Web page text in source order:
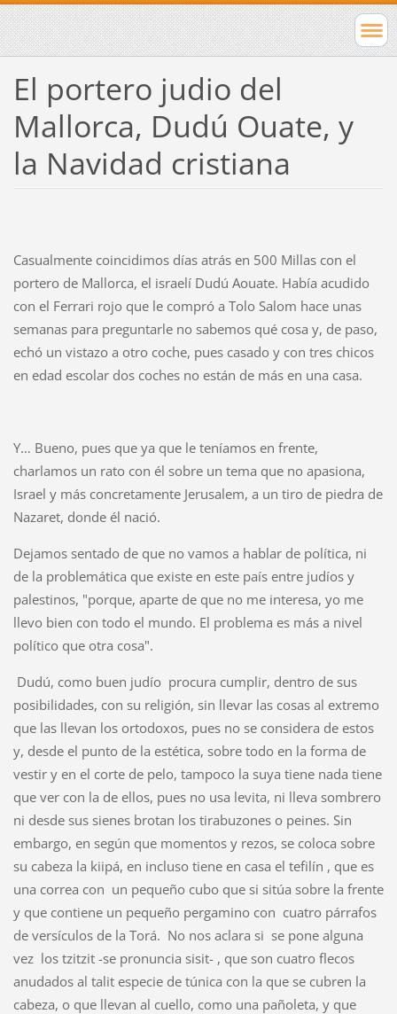
El portero judio del
Mallorca, Dudú Ouate, y
la Navidad cristiana
Casualmente coincidimos días atrás en 500 Millas con el
portero de Mallorca, el israelí Dudú Aouate. Había acudido
con el Ferrari rojo que le compró a Tolo Salom hace unas
semanas para preguntarle no sabemos qué cosa y, de paso,
echó un vistazo a otro coche, pues casado y con tres chicos
en edad escolar dos coches no están de más en una casa.
Y… Bueno, pues que ya que le teníamos en frente,
charlamos un rato con él sobre un tema que no apasiona,
Israel y más concretamente Jerusalem, a un tiro de piedra de
Nazaret, donde él nació.
Dejamos sentado de que no vamos a hablar de política, ni
de la problemática que existe en este país entre judíos y
palestinos, "porque, aparte de que no me interesa, yo me
llevo bien con todo el mundo. El problema es más a nivel
político que otra cosa".
Dudú, como buen judío procura cumplir, dentro de sus
posibilidades, con su religión, sin llevar las cosas al extremo
que las llevan los ortodoxos, pues no se considera de estos
y, desde el punto de la estética, sobre todo en la forma de
vestir y en el corte de pelo, tampoco la suya tiene nada tiene
que ver con la de ellos, pues no usa levita, ni lleva sombrero
ni desde sus sienes brotan los tirabuzones o peines. Sin
embargo, en según que momentos y rezos, se coloca sobre
su cabeza la kiipá, en incluso tiene en casa el tefilín , que es
una correa con un pequeño cubo que si sitúa sobre la frente
y que contiene un pequeño pergamino con cuatro párrafos
de versículos de la Torá. No nos aclara si se pone alguna
vez los tzitzit -se pronuncia sisit- , que son cuatro flecos
anudados al talit especie de túnica con la que se cubren la
cabeza, o que llevan al cuello, como una pañoleta, y que